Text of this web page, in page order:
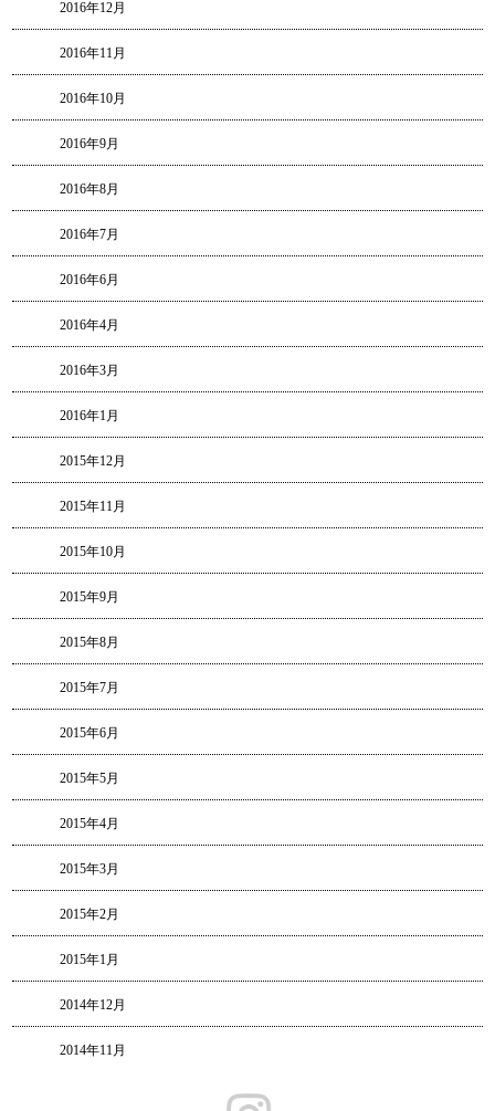
2016年12月
2016年11月
2016年10月
2016年9月
2016年8月
2016年7月
2016年6月
2016年4月
2016年3月
2016年1月
2015年12月
2015年11月
2015年10月
2015年9月
2015年8月
2015年7月
2015年6月
2015年5月
2015年4月
2015年3月
2015年2月
2015年1月
2014年12月
2014年11月